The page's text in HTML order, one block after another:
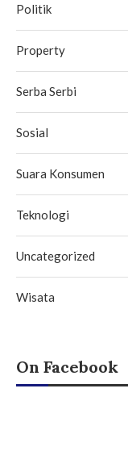
Politik
Property
Serba Serbi
Sosial
Suara Konsumen
Teknologi
Uncategorized
Wisata
On Facebook